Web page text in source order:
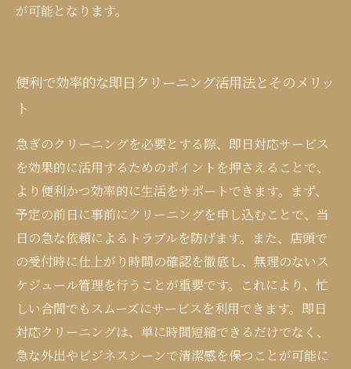
が可能となります。
便利で効率的な即日クリーニング活用法とそのメリッ
ト
急ぎのクリーニングを必要とする際、即日対応サービス
を効果的に活用するためのポイントを押さえることで、
より便利かつ効率的に生活をサポートできます。まず、
予定の前日に事前にクリーニングを申し込むことで、当
日の急な依頼によるトラブルを防げます。また、店頭で
の受付時に仕上がり時間の確認を徹底し、無理のないス
ケジュール管理を行うことが重要です。これにより、忙
しい合間でもスムーズにサービスを利用できます。即日
対応クリーニングは、単に時間短縮できるだけでなく、
急な外出やビジネスシーンで清潔感を保つことが可能に